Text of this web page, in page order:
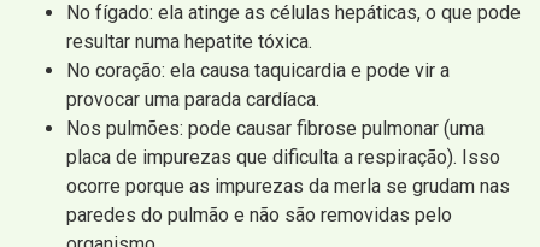
No fígado: ela atinge as células hepáticas, o que pode
resultar numa hepatite tóxica.
No coração: ela causa taquicardia e pode vir a
provocar uma parada cardíaca.
Nos pulmões: pode causar fibrose pulmonar (uma
placa de impurezas que dificulta a respiração). Isso
ocorre porque as impurezas da merla se grudam nas
paredes do pulmão e não são removidas pelo